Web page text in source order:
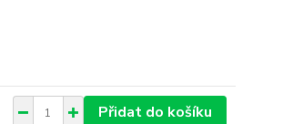
Přidat do košíku